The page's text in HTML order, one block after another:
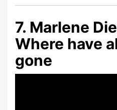
7. Marlene
Where have
gone